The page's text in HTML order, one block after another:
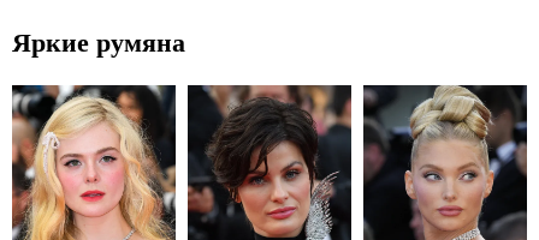
Яркие румяна